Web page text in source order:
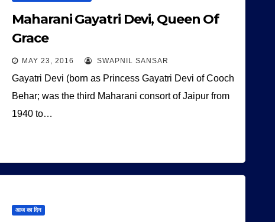
Maharani Gayatri Devi, Queen Of
Grace
MAY 23, 2016 SWAPNIL SANSAR
Gayatri Devi (born as Princess Gayatri Devi of Cooch
Behar; was the third Maharani consort of Jaipur from
1940 to…
आज का दिन